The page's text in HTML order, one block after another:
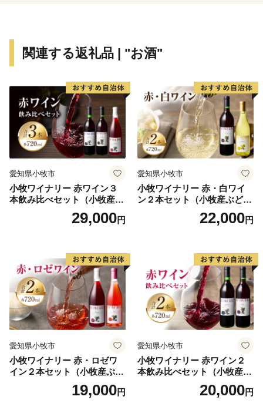
関連する返礼品 | "お酒"
愛知県小牧市
小牧ワイナリー 赤ワイン３
本飲み比べセット（小牧産ぶ
どう100％使用）29,000円
愛知県小牧市
小牧ワイナリー 赤・白ワイ
ン２本セット（小牧産ぶどう
22,000円
愛知県小牧市
小牧ワイナリー 赤・ロゼワ
イン２本セット（小牧産ぶど
19,000円
愛知県小牧市
小牧ワイナリー 赤ワイン２
本飲み比べセット（小牧産ぶ
どう100％使用）20,000円